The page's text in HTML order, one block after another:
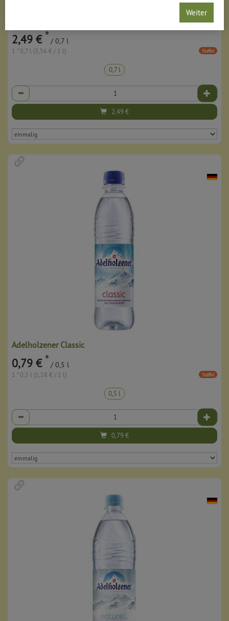
Weiter
2,49 €* / 0,7 l
1 * 0,7 l (3,56 € / 1 l) Staffel
0,7 l
Anzahl
2,49€
Adelholzener Classic
0,79 € * / 0,5 l
1 * 0,5 l (1,58 € / 1 l) Staffel
0,5 l
Anzahl
0,79€